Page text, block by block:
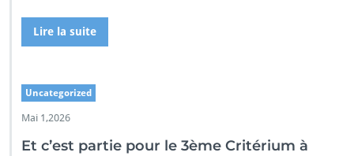
Lire la suite
Uncategorized
Mai 1,2026
Et c’est partie pour le 3ème Critérium à